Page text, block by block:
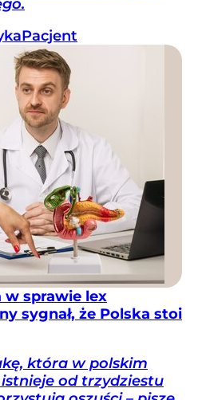
Pacjent
w sprawie lex
sygnał, że Polska stoi
która w polskim
od trzydziestu